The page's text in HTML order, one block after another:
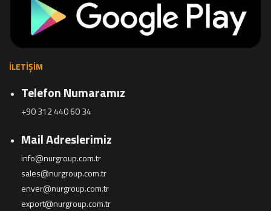
İLETIŞIM
Telefon Numaramız
+90 312 440 60 34
Mail Adreslerimiz
info@nurgroup.com.tr
sales@nurgroup.com.tr
enver@nurgroup.com.tr
export@nurgroup.com.tr